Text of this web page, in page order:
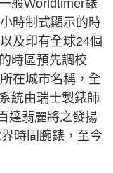
般Worldtimer錶
時制式顯示的時
及印有全球24個
時區預先調校
在城市名稱，全
統由瑞士製錶師
達翡麗將之發揚
時間腕錶，至今